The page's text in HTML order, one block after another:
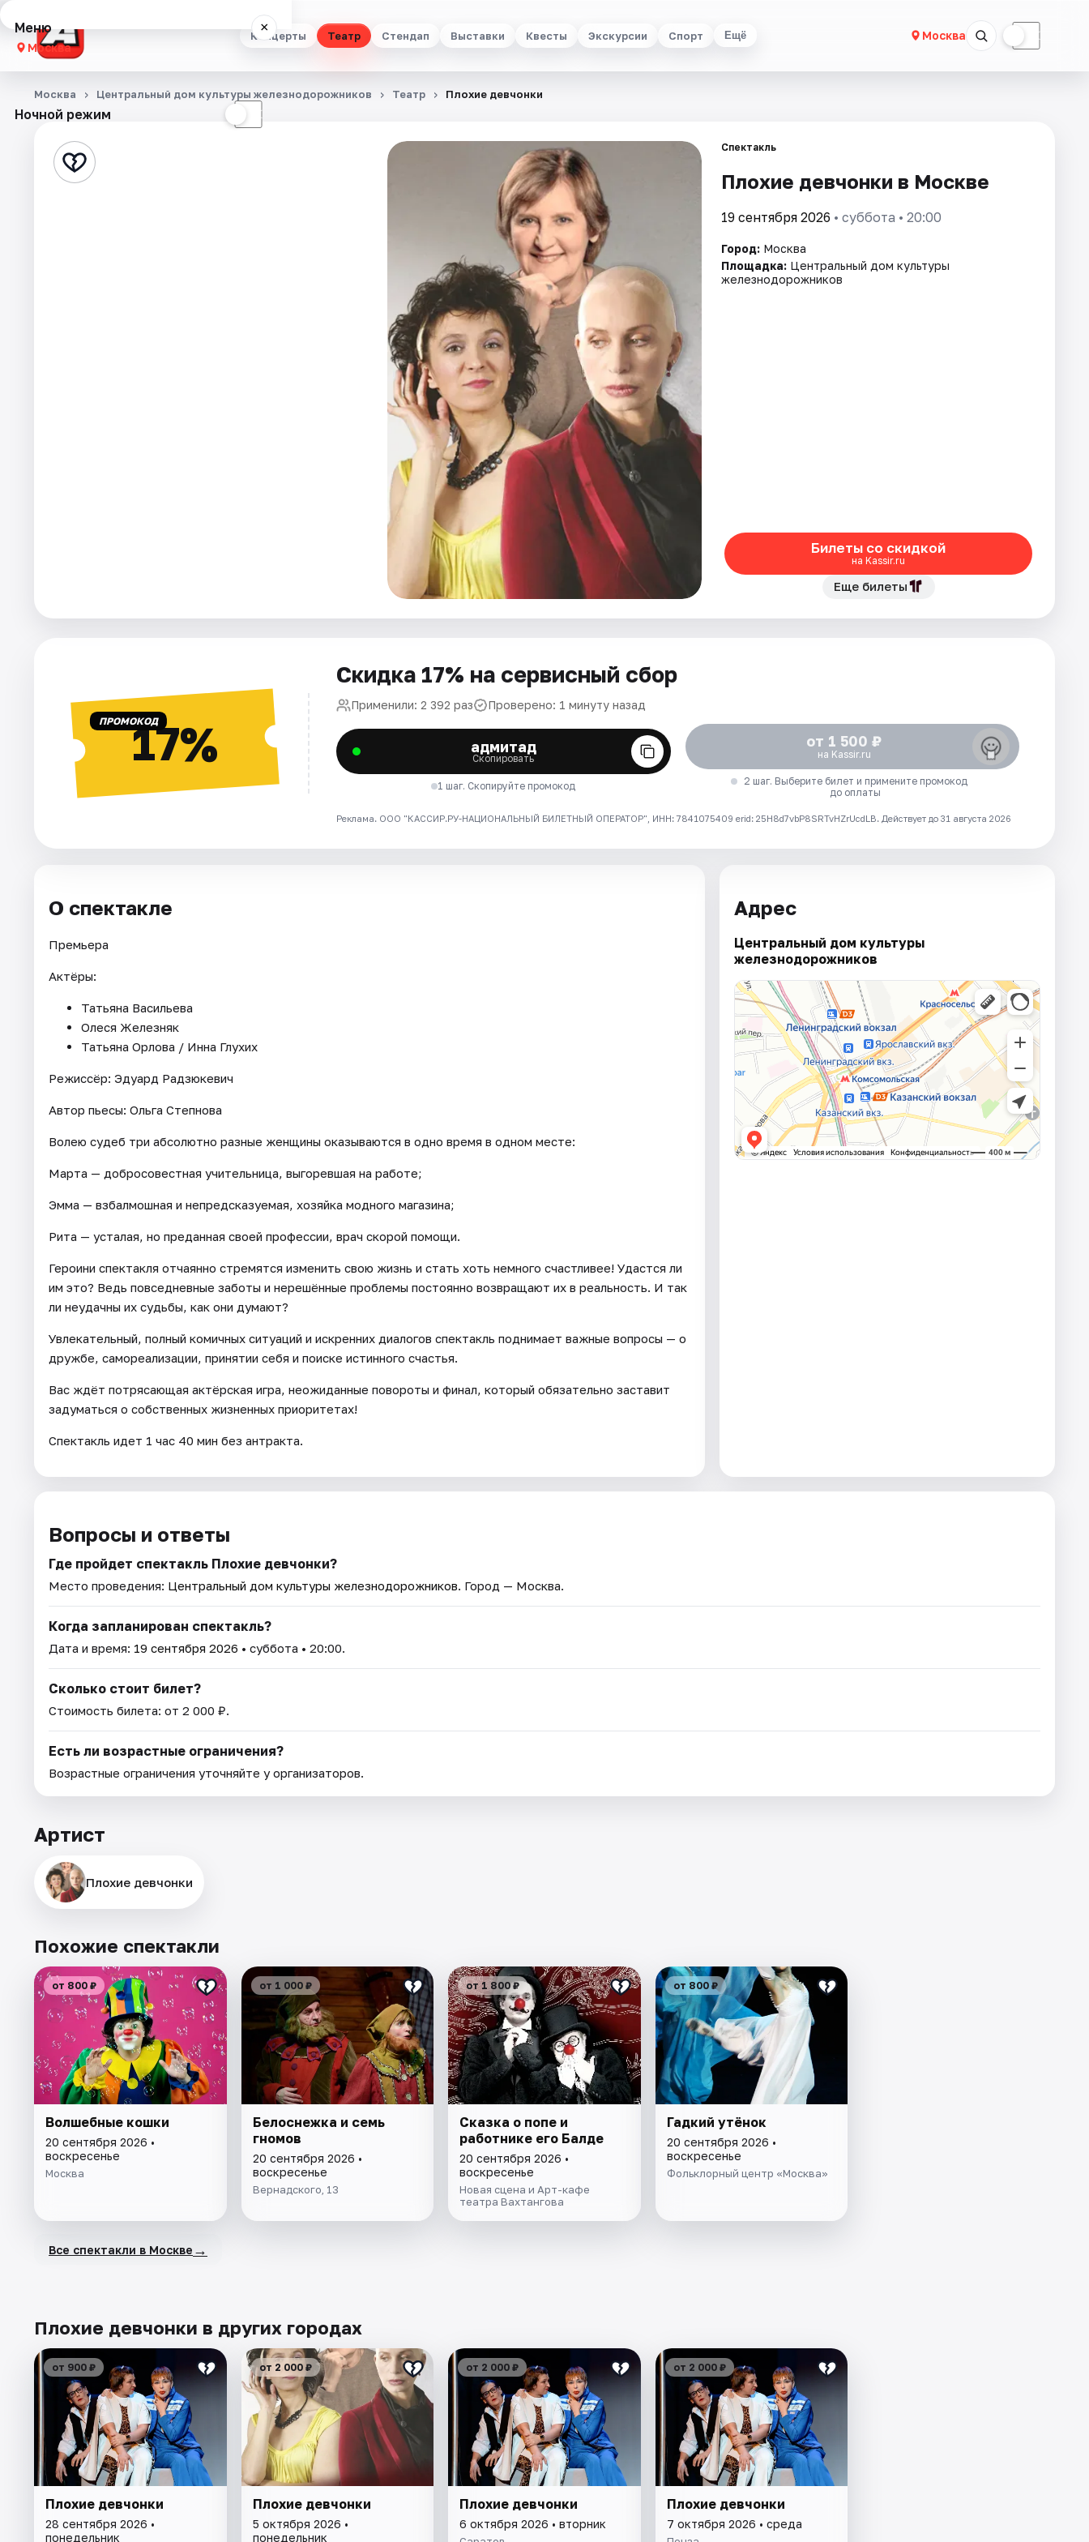
Концерты Театр Стендап Выставки Квесты Экскурсии Спорт Ещё Москва ☾
Меню ×
Москва
Концерты
Стендап
Ночной режим ☾
Москва Центральный дом культуры железнодорожников Театр Плохие девчонки
Спектакль
Плохие девчонки в Москве
19 сентября 2026 • суббота • 20:00
Город: Москва
Площадка: Центральный дом культуры
железнодорожников
Билеты со скидкой
на Kassir.ru
Еще билеты
ПРОМОКОД17%
Скидка 17% на сервисный сбор
Применили: 2 392 раз Проверено: 1 минуту назад
адмитад
Скопировать
1 шаг. Скопируйте промокод
от 1 500 ₽
на Kassir.ru
2 шаг. Выберите билет и примените промокод
до оплаты
Реклама. ООО "КАССИР.РУ-НАЦИОНАЛЬНЫЙ БИЛЕТНЫЙ ОПЕРАТОР", ИНН: 7841075409 erid: 25H8d7vbP8SRTvHZrUcdLB. Действует до 31 августа 2026
О спектакле
Премьера
Актёры:
Татьяна Васильева
Олеся Железняк
Татьяна Орлова / Инна Глухих
Режиссёр: Эдуард Радзюкевич
Автор пьесы: Ольга Степнова
Волею судеб три абсолютно разные женщины оказываются в одно время в одном месте:
Марта — добросовестная учительница, выгоревшая на работе;
Эмма — взбалмошная и непредсказуемая, хозяйка модного магазина;
Рита — усталая, но преданная своей профессии, врач скорой помощи.
Героини спектакля отчаянно стремятся изменить свою жизнь и стать хоть немного счастливее! Удастся ли
им это? Ведь повседневные заботы и нерешённые проблемы постоянно возвращают их в реальность. И так
ли неудачны их судьбы, как они думают?
Увлекательный, полный комичных ситуаций и искренних диалогов спектакль поднимает важные вопросы — о
дружбе, самореализации, принятии себя и поиске истинного счастья.
Вас ждёт потрясающая актёрская игра, неожиданные повороты и финал, который обязательно заставит
задуматься о собственных жизненных приоритетах!
Спектакль идет 1 час 40 мин без антракта.
Адрес
Центральный дом культуры
железнодорожников
Вопросы и ответы
Где пройдет спектакль Плохие девчонки?
Место проведения: Центральный дом культуры железнодорожников. Город — Москва.
Когда запланирован спектакль?
Дата и время: 19 сентября 2026 • суббота • 20:00.
Сколько стоит билет?
Стоимость билета: от 2 000 ₽.
Есть ли возрастные ограничения?
Возрастные ограничения уточняйте у организаторов.
Артист
Плохие девчонки
Похожие спектакли
от 800 ₽
Волшебные кошки
20 сентября 2026 •
воскресенье
Москва
от 1 000 ₽
Белоснежка и семь
гномов
20 сентября 2026 •
воскресенье
Вернадского, 13
от 1 800 ₽
Cказка о попе и
работнике его Балде
20 сентября 2026 •
воскресенье
Новая сцена и Арт-кафе
театра Вахтангова
от 800 ₽
Гадкий утёнок
20 сентября 2026 •
воскресенье
Фольклорный центр «Москва»
Все спектакли в Москве →
Плохие девчонки в других городах
от 900 ₽
Плохие девчонки
28 сентября 2026 •
понедельник
от 2 000 ₽
Плохие девчонки
5 октября 2026 •
понедельник
от 2 000 ₽
Плохие девчонки
6 октября 2026 • вторник
от 2 000 ₽
Плохие девчонки
7 октября 2026 • среда